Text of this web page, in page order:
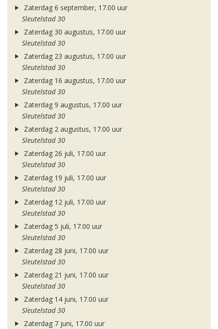
Zaterdag 6 september, 17.00 uur
Sleutelstad 30
Zaterdag 30 augustus, 17.00 uur
Sleutelstad 30
Zaterdag 23 augustus, 17.00 uur
Sleutelstad 30
Zaterdag 16 augustus, 17.00 uur
Sleutelstad 30
Zaterdag 9 augustus, 17.00 uur
Sleutelstad 30
Zaterdag 2 augustus, 17.00 uur
Sleutelstad 30
Zaterdag 26 juli, 17.00 uur
Sleutelstad 30
Zaterdag 19 juli, 17.00 uur
Sleutelstad 30
Zaterdag 12 juli, 17.00 uur
Sleutelstad 30
Zaterdag 5 juli, 17.00 uur
Sleutelstad 30
Zaterdag 28 juni, 17.00 uur
Sleutelstad 30
Zaterdag 21 juni, 17.00 uur
Sleutelstad 30
Zaterdag 14 juni, 17.00 uur
Sleutelstad 30
Zaterdag 7 juni, 17.00 uur